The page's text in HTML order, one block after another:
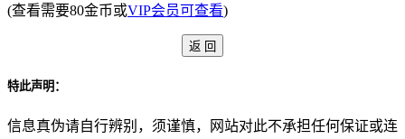
(查看需要80金币或VIP会员可查看)
特此声明：
信息真伪请自行辨别，须谨慎，网站对此不承担任何保证或连